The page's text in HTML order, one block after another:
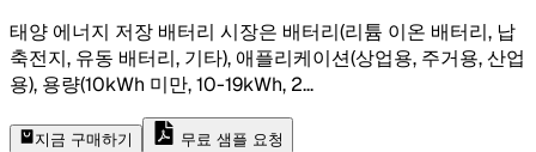
태양 에너지 저장 배터리 시장은 배터리(리튬 이온 배터리, 납
축전지, 유동 배터리, 기타), 애플리케이션(상업용, 주거용, 산업
용), 용량(10kWh 미만, 10-19kWh, 2...
지금 구매하기 무료 샘플 요청